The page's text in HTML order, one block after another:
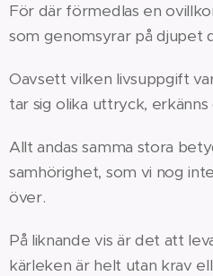
För där förmedlas en
som genomsyrar på djupet
Oavsett vilken livsuppgift
tar sig olika uttryck, erkänns
Allt andas samma stora
samhörighet, som vi nog
över.
På liknande vis är det att
kärleken är helt utan krav